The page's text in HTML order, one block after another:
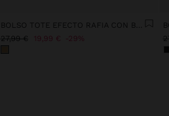
27,99 € 19,99 € 29%